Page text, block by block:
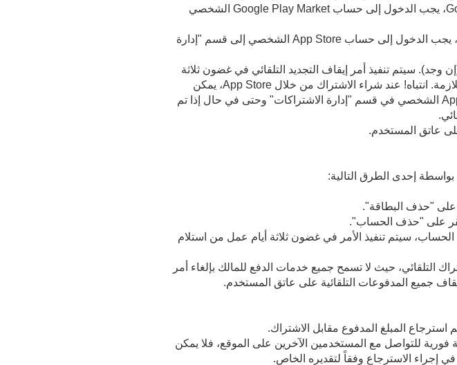
في حال تم الدفع من خلال التطبيق للهاتف المحمول Google Play، يجب الدخول إلى حساب Google Play Market الشخصي
في حال تم الدفع من خلال التطبيق للهاتف المحمول App Store، يجب الدخول إلى حساب App Store الشخصي إلى قسم "إدارة
وجد). سيتم تنفيذ أمر إيقاف التجديد التلقائي في غضون ثلاثة
أيام عمل من تاريخ استلام الطلب الذي يحتوي على بيانات التعريف اللازمة. انتباه! عند شراء الاشتراك من خلال App Store، يمكن
للمستخدم إلغاء التجديد التلقائي للإشتراك بنفسه في حساب App Store الشخصي في قسم "إدارة الاشتراكات" وحتى في حال إذا تم
على عاتق المستخدم.
إحدى الطرق التالية:
على "حذف البطاقة".
على "حذف الحساب".
سيتم تنفيذ الأمر في غضون ثلاثة أيام عمل من استلام
التلقائي، حيث لا تسمح جميع خدمات الدفع للمالك بإلغاء أمر
جميع المدفوعات التلقائية على عاتق المستخدم.
المبلغ المدفوع مقابل الاشتراك.
للتواصل مع المستخدمين الآخرين على الموقع، فلا يمكن
إجراء الاسترجاع وفقاً لتقديره الخاص.